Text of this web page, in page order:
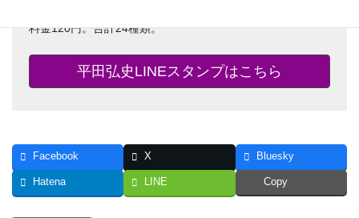
料金120円。合計24種類。
平田弘史LINEスタンプはこちら
Facebook X Bluesky
Hatena LINE Copy